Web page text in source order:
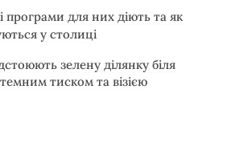
програми для них діють та як
у столиці
зелену ділянку біля
тиском та візією